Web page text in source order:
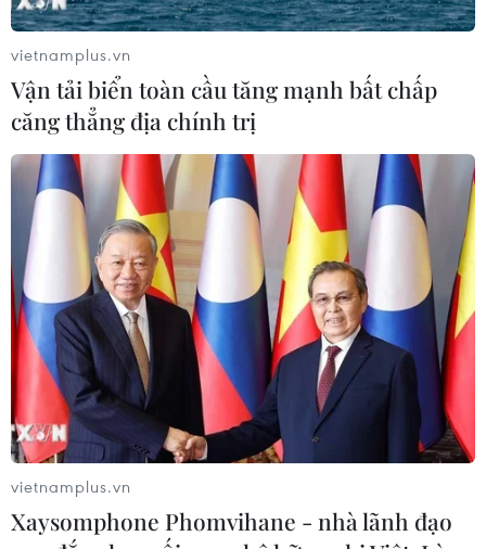
vietnamplus.vn
Vận tải biển toàn cầu tăng mạnh bất chấp
căng thẳng địa chính trị
vietnamplus.vn
Xaysomphone Phomvihane - nhà lãnh đạo